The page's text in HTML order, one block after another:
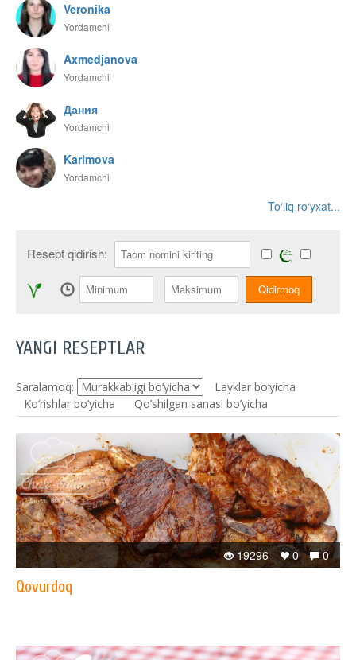
Veronika
Yordamchi
Axmedjanova
Yordamchi
Дания
Yordamchi
Karimova
Yordamchi
To‘liq ro‘yxat...
Resept qidirish:
YANGI RESEPTLAR
Saralamoq:
Layklar bo’yicha
Ko‘rishlar bo‘yicha
Qo’shilgan sanasi bo’yicha
0
0
19296
Qovurdoq